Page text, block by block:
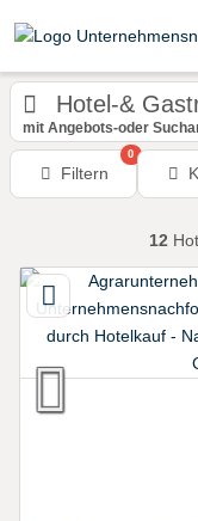
Hotel-&
Filtern
0
12